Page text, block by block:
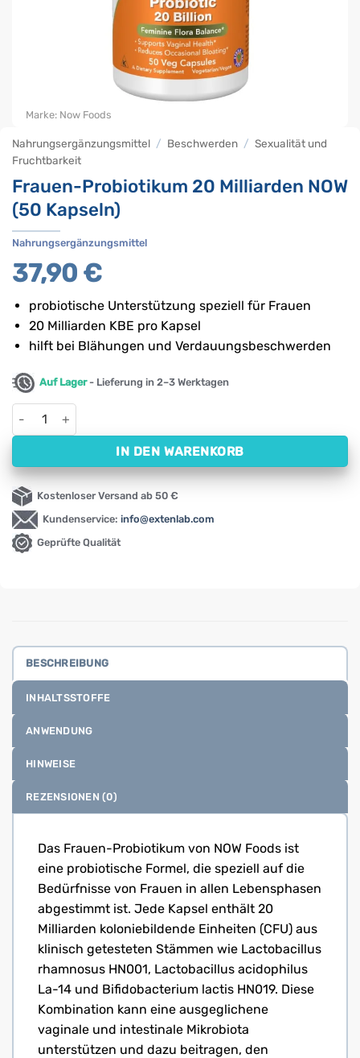
Nahrungsergänzungsmittel / Beschwerden / Sexualität und
Fruchtbarkeit
Frauen-Probiotikum 20 Milliarden NOW
(50 Kapseln)
Nahrungsergänzungsmittel
37,90 €
probiotische Unterstützung speziell für Frauen
20 Milliarden KBE pro Kapsel
hilft bei Blähungen und Verdauungsbeschwerden
Auf Lager- Lieferung in 2–3 Werktagen
Frauen-Probiotikum 20 Milliarden NOW (50 Kapseln) Menge
IN DEN WARENKORB
Kostenloser Versand ab 50 €
Kundenservice: info@extenlab.com
Geprüfte Qualität
Marke: Now Foods
BESCHREIBUNG
INHALTSSTOFFE
ANWENDUNG
HINWEISE
REZENSIONEN (0)
Das Frauen-Probiotikum von NOW Foods ist
eine probiotische Formel, die speziell auf die
Bedürfnisse von Frauen in allen Lebensphasen
abgestimmt ist. Jede Kapsel enthält 20
Milliarden koloniebildende Einheiten (CFU) aus
klinisch getesteten Stämmen wie Lactobacillus
rhamnosus HN001, Lactobacillus acidophilus
La-14 und Bifidobacterium lactis HN019. Diese
Kombination kann eine ausgeglichene
vaginale und intestinale Mikrobiota
unterstützen und dazu beitragen, den